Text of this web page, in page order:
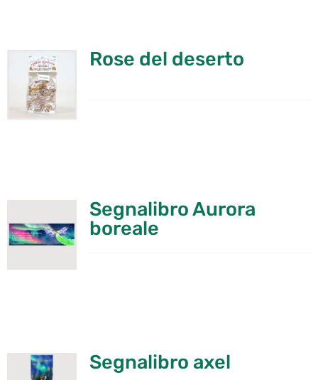
Rose del deserto
Segnalibro Aurora
boreale
Segnalibro axel